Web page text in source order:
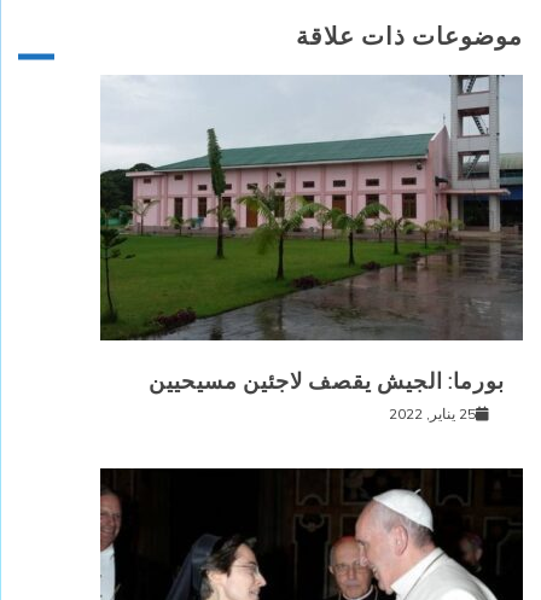
موضوعات ذات علاقة
بورما: الجيش يقصف لاجئين مسيحيين
25 يناير, 2022